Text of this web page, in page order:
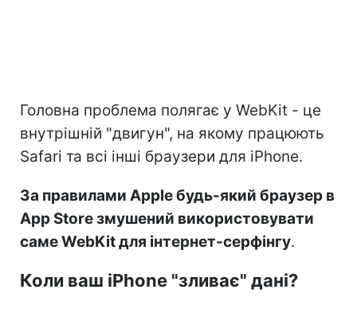
Головна проблема полягає у WebKit - це
внутрішній "двигун", на якому працюють
Safari та всі інші браузери для iPhone.
За правилами Apple будь-який браузер в
App Store змушений використовувати
саме WebKit для інтернет-серфінгу.
Коли ваш iPhone "зливає" дані?